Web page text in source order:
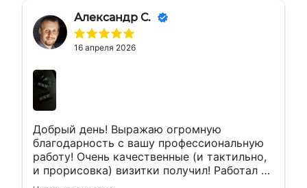
Александр С.
16 апреля 2026
Добрый день! Выражаю огромную
благодарность с вашу профессиональную
работу! Очень качественные (и тактильно,
и прорисовка) визитки получил! Работал с
менеджером Еленой. Ей отдельная